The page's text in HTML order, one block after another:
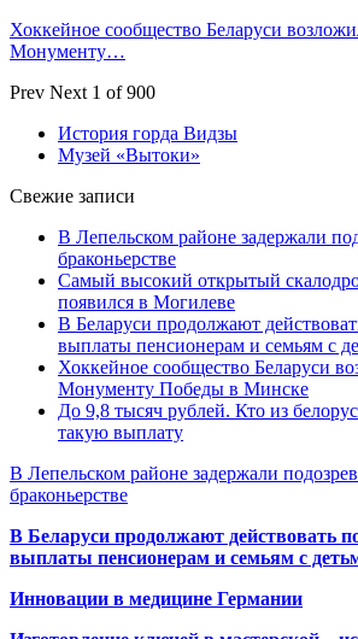
Хоккейное сообщество Беларуси
Монументу…
Prev Next 1 of 900
История горда Видзы
Музей «Вытоки»
Свежие записи
В Лепельском районе задержали
браконьерстве
Самый высокий открытый
появился в Могилеве
В Беларуси продолжают
выплаты пенсионерам и семьям с
Хоккейное сообщество Беларуси
Монументу Победы в Минске
До 9,8 тысяч рублей. Кто из
такую выплату
В Лепельском районе задержали
браконьерстве
В Беларуси продолжают действовать
выплаты пенсионерам и семьям с
Инновации в медицине Германии